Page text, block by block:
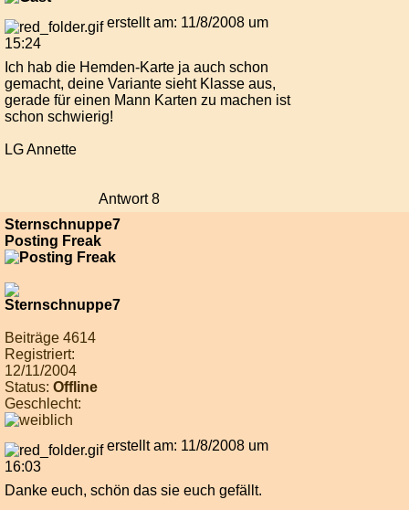
erstellt am: 11/8/2008 um
15:24
Ich hab die Hemden-Karte ja auch schon
gemacht, deine Variante sieht Klasse aus,
gerade für einen Mann Karten zu machen ist
schon schwierig!
LG Annette
Antwort 8
Sternschnuppe7
Posting Freak
Beiträge 4614
Registriert:
12/11/2004
Status: Offline
Geschlecht:
erstellt am: 11/8/2008 um
16:03
Danke euch, schön das sie euch gefällt.